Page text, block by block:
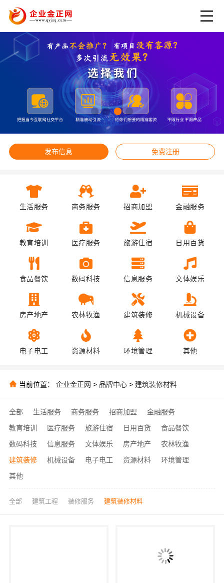
发布信息 免费注册
生活服务 商务服务 招商加盟 金融服务
教育培训 医疗服务 旅游住宿 日用百货
食品餐饮 数码科技 信息服务 文体娱乐
房产地产 农林牧渔 建筑装修 机械设备
电子电工 资源材料 环境管理 其他
当前位置： 企业金正网 > 品牌中心 > 建筑装修材料
全部 生活服务 商务服务 招商加盟
金融服务
教育培训
医疗服务 旅游住宿 日用百货
食品餐饮
数码科技
信息服务 文体娱乐 房产地产
农林牧渔
建筑装修
机械设备 电子电工 资源材料
环境管理
其他
全部 建筑工程 装修服务 建筑装修材料